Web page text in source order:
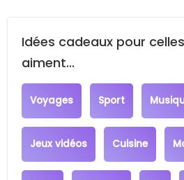
Idées cadeaux pour
aiment...
Voyages Sport
Jeux vidéos Cuisine